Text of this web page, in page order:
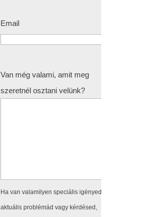
Email
Van még valami, amit meg
szeretnél osztani velünk?
Ha van valamilyen speciális igényed,
aktuális problémád vagy kérdésed,